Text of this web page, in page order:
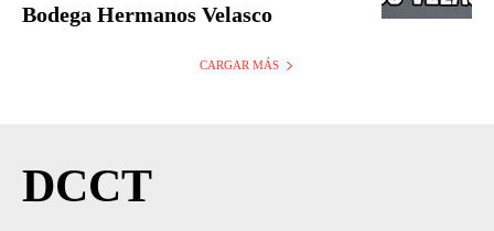
Bodega Hermanos Velasco
CARGAR MÁS
DCCT